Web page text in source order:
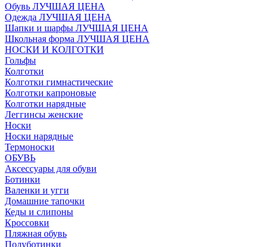
Обувь ЛУЧШАЯ ЦЕНА
Одежда ЛУЧШАЯ ЦЕНА
Шапки и шарфы ЛУЧШАЯ ЦЕНА
Школьная форма ЛУЧШАЯ ЦЕНА
НОСКИ И КОЛГОТКИ
Гольфы
Колготки
Колготки гимнастические
Колготки капроновые
Колготки нарядные
Леггинсы женские
Носки
Носки нарядные
Термоноски
ОБУВЬ
Аксессуары для обуви
Ботинки
Валенки и угги
Домашние тапочки
Кеды и слипоны
Кроссовки
Пляжная обувь
Полуботинки